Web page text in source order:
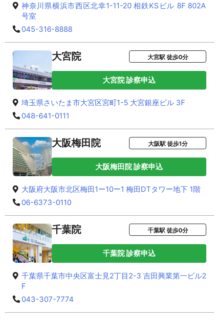
神奈川県横浜市西区北幸1-11-20 相鉄KSビル 8F 802A
号室
045-316-8888
大宮院 大宮駅 徒歩0分
大宮院 診察申込
埼玉県さいたま市大宮区宮町1-5 大宮銀座ビル 3F
048-641-0111
大阪梅田院 大阪駅 徒歩1分
大阪梅田院 診察申込
大阪府大阪市北区梅田1ー10ー1 梅田DTタワー地下 1階
06-6373-0110
千葉院 千葉駅 徒歩0分
千葉院 診察申込
千葉県千葉市中央区富士見2丁目2-3 吉田興業第一ビル2
F
043-307-7774